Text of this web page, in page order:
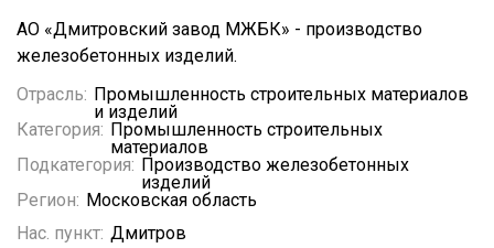
АО «Дмитровский завод МЖБК» - производство
железобетонных изделий.
Отрасль: Промышленность строительных материалов
и изделий
Категория: Промышленность строительных
материалов
Подкатегория: Производство железобетонных
изделий
Регион: Московская область
Нас. пункт: Дмитров